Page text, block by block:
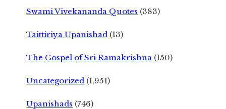
Swami Vivekananda Quotes (383)
Taittiriya Upanishad (13)
The Gospel of Sri Ramakrishna (150)
Uncategorized (1,951)
Upanishads (746)